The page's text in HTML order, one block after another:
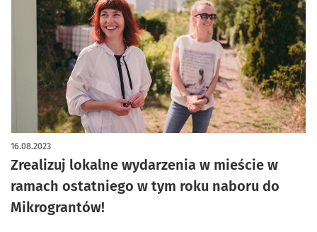
Zrealizuj lokalne wydarzenia w mieście w
ramach ostatniego w tym roku naboru do
Mikrograntów!
16.08.2023